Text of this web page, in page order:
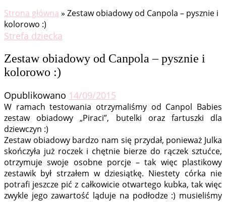
Strona główna » Zestaw obiadowy od Canpola – pysznie i
kolorowo :)
Strefa dziecka
Zestaw obiadowy od Canpola – pysznie i
kolorowo :)
Opublikowano 14/09/2015
W ramach testowania otrzymaliśmy od Canpol Babies
zestaw obiadowy „Piraci”, butelki oraz fartuszki dla
dziewczyn :)
Zestaw obiadowy bardzo nam się przydał, ponieważ Julka
skończyła już roczek i chętnie bierze do rączek sztućce,
otrzymuje swoje osobne porcje – tak więc plastikowy
zestawik był strzałem w dziesiątkę. Niestety córka nie
potrafi jeszcze pić z całkowicie otwartego kubka, tak więc
zwykle jego zawartość ląduje na podłodze :) musieliśmy